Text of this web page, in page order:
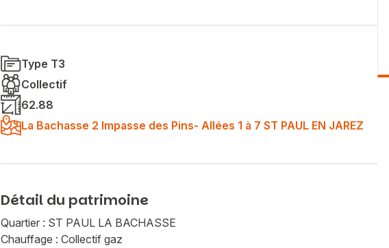
Type T3
Collectif
62.88
La Bachasse 2 Impasse des Pins- Allées 1 à 7 ST PAUL EN JAREZ
Détail du patrimoine
Quartier : ST PAUL LA BACHASSE
Chauffage : Collectif gaz